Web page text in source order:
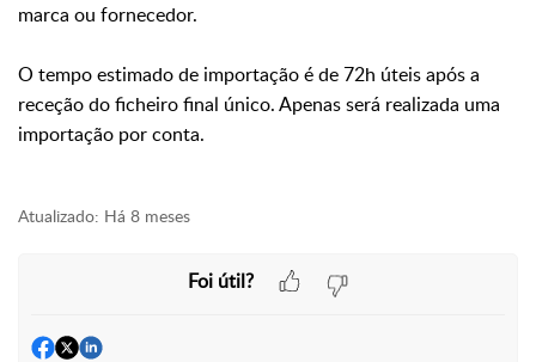
marca ou fornecedor.
O tempo estimado de importação é de 72h úteis após a
receção do ficheiro final único. Apenas será realizada uma
importação por conta.
Atualizado: Há 8 meses
Foi útil?